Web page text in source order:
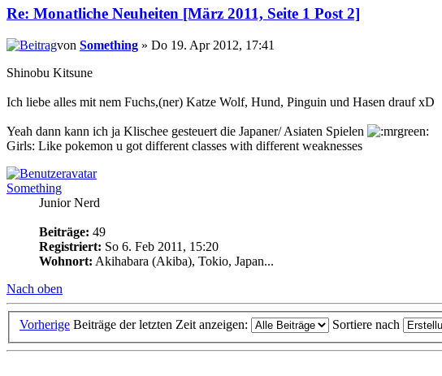
Re: Monatliche Neuheiten [März 2011, Seite 1 Post 2]
von Something » Do 19. Apr 2012, 17:41
Shinobu Kitsune
Ich liebe alles mit nem Fuchs,(ner) Katze Wolf, Hund, Pinguin und Hasen drauf xD
Yeah dann kann ich ja Klischee gesteuert die Japaner/ Asiaten Spielen
Girls: Like pokemon u got different classes with different weaknesses
Something
Junior Nerd
Beiträge: 49
Registriert: So 6. Feb 2011, 15:20
Wohnort: Akihabara (Akiba), Tokio, Japan...
Nach oben
Vorherige Beiträge der letzten Zeit anzeigen: Sortiere nach